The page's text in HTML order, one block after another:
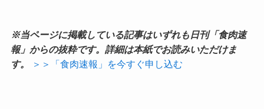
※当ページに掲載している記事はいずれも日刊「食肉速
報」からの抜粋です。詳細は本紙でお読みいただけま
す。
＞＞「食肉速報」を今すぐ申し込む